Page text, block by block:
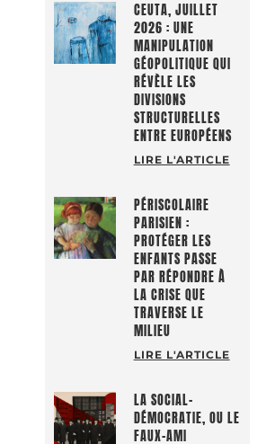
CEUTA, JUILLET
2026 : UNE
MANIPULATION
GÉOPOLITIQUE QUI
RÉVÈLE LES
DIVISIONS
STRUCTURELLES
ENTRE EUROPÉENS
LIRE L'ARTICLE
PÉRISCOLAIRE
PARISIEN :
PROTÉGER LES
ENFANTS PASSE
PAR RÉPONDRE À
LA CRISE QUE
TRAVERSE LE
MILIEU
LIRE L'ARTICLE
LA SOCIAL-
DÉMOCRATIE, OU LE
FAUX-AMI